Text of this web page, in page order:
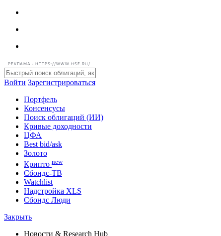
РЕКЛАМА • HTTPS://WWW.HSE.RU/
Войти Зарегистрироваться
Портфель
Консенсусы
Поиск облигаций (ИИ)
Кривые доходности
ЦФА
Best bid/ask
Золото
Криптоnew
Сбондс-ТВ
Надстройка XLS
Сбондс Люди